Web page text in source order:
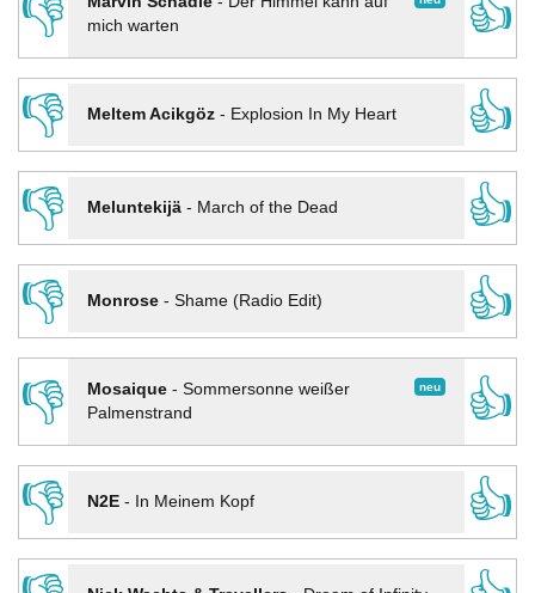
👎
mich warten
👍
👎
Meltem Acikgöz- Explosion In My Heart
👍
👎
Meluntekijä- March of the Dead
👍
👎
Monrose- Shame (Radio Edit)
👍
👎
neu
Mosaique- Sommersonne weißer
Palmenstrand
👍
👎
N2E- In Meinem Kopf
👍